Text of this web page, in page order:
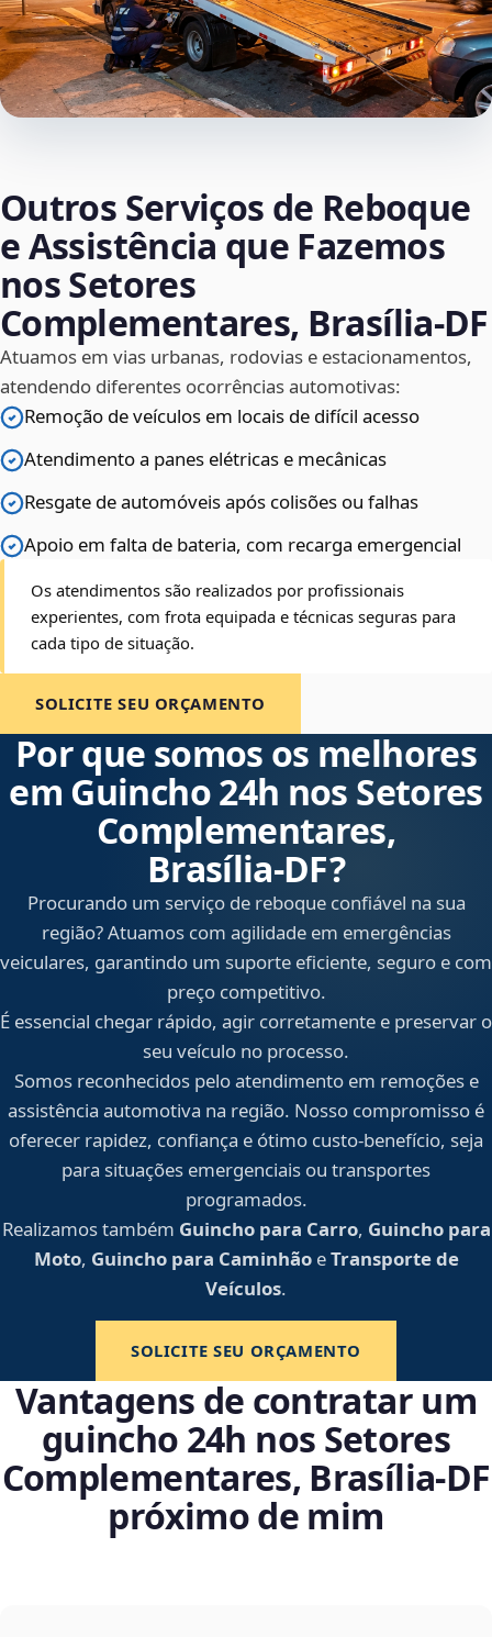
Outros Serviços de Reboque
e Assistência que Fazemos
nos Setores
Complementares, Brasília‑DF
Atuamos em vias urbanas, rodovias e estacionamentos,
atendendo diferentes ocorrências automotivas:
Remoção de veículos em locais de difícil acesso
Atendimento a panes elétricas e mecânicas
Resgate de automóveis após colisões ou falhas
Apoio em falta de bateria, com recarga emergencial
Os atendimentos são realizados por profissionais
experientes, com frota equipada e técnicas seguras para
cada tipo de situação.
SOLICITE SEU ORÇAMENTO
Por que somos os melhores
em Guincho 24h nos Setores
Complementares,
Brasília‑DF?
Procurando um serviço de reboque confiável na sua
região? Atuamos com agilidade em emergências
veiculares, garantindo um suporte eficiente, seguro e com
preço competitivo.
É essencial chegar rápido, agir corretamente e preservar o
seu veículo no processo.
Somos reconhecidos pelo atendimento em remoções e
assistência automotiva na região. Nosso compromisso é
oferecer rapidez, confiança e ótimo custo-benefício, seja
para situações emergenciais ou transportes
programados.
Realizamos também Guincho para Carro, Guincho para
Moto, Guincho para CaminhãoeTransporte de
Veículos.
SOLICITE SEU ORÇAMENTO
Vantagens de contratar um
guincho 24h nos Setores
Complementares, Brasília‑DF
próximo de mim